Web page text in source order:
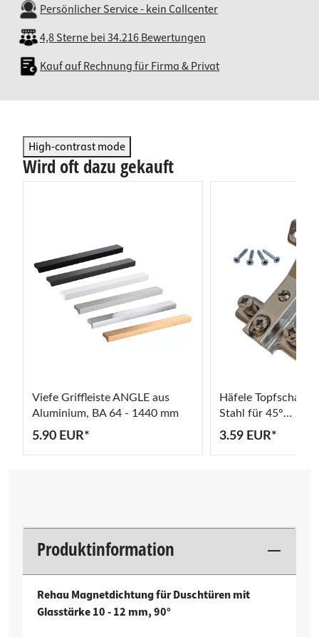
Persönlicher Service - kein Callcenter
4,8 Sterne bei 34.216 Bewertungen
Kauf auf Rechnung für Firma & Privat
High-contrast mode
Wird oft dazu gekauft
Viefe Griffleiste ANGLE aus
Aluminium, BA 64 - 1440 mm
5.90 EUR*
Häfele
Stahl für 45°
3.59 EUR*
Produktinformation
Rehau Magnetdichtung für Duschtüren mit
Glasstärke 10 - 12 mm, 90°